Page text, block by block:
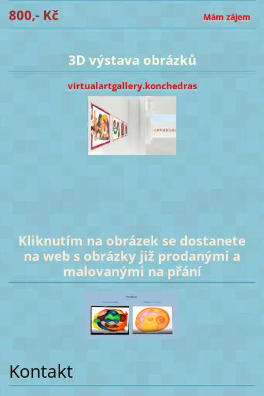
800,- Kč
Mám zájem
3D výstava obrázků
virtualartgallery.konchedras
Kliknutím na obrázek se dostanete
na web s obrázky již prodanými a
malovanými na přání
Kontakt